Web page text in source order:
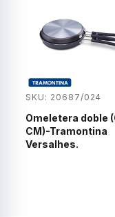
SKU: 20687/024
Omeletera doble
CM)-Tramontina
Versalhes.